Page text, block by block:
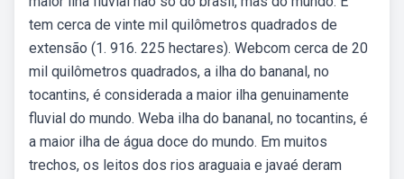
tem cerca de vinte mil quilômetros quadrados de
extensão (1. 916. 225 hectares). Webcom cerca de 20
mil quilômetros quadrados, a ilha do bananal, no
tocantins, é considerada a maior ilha genuinamente
fluvial do mundo. Weba ilha do bananal, no tocantins, é
a maior ilha de água doce do mundo. Em muitos
trechos, os leitos dos rios araguaia e javaé deram